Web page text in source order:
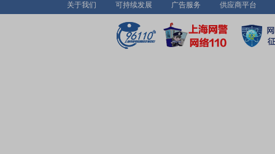
关于我们 可持续发展 广告服务 供应商平台